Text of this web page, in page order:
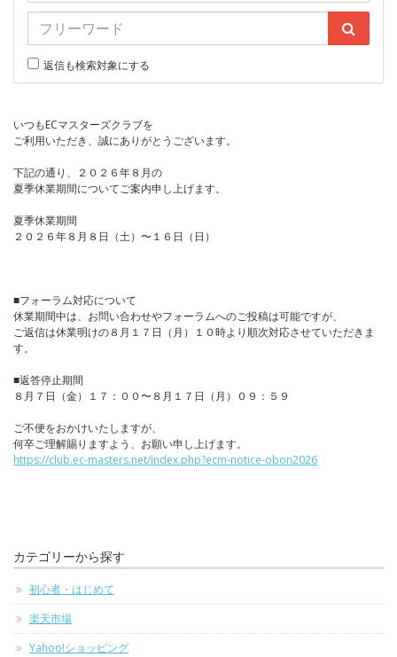
返信も検索対象にする
いつもECマスターズクラブを
ご利用いただき、誠にありがとうございます。
下記の通り、２０２６年８月の
夏季休業期間についてご案内申し上げます。
夏季休業期間
２０２６年８月８日（土）〜１６日（日）
■フォーラム対応について
休業期間中は、お問い合わせやフォーラムへのご投稿は可能ですが、
ご返信は休業明けの８月１７日（月）１０時より順次対応させていただきま
す。
■返答停止期間
８月７日（金）１７：００〜８月１７日（月）０９：５９
ご不便をおかけいたしますが、
何卒ご理解賜りますよう、お願い申し上げます。
https://club.ec-masters.net/index.php?ecm-notice-obon2026
カテゴリーから探す
初心者・はじめて
楽天市場
Yahoo!ショッピング